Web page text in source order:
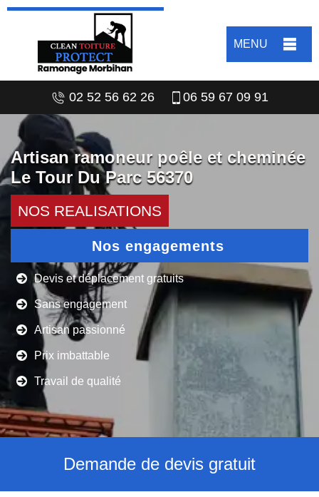
MENU
02 52 56 62 26 06 59 67 09 91
Artisan ramoneur poêle et cheminée
Le Tour Du Parc 56370
NOS REALISATIONS
Nos engagements
Devis et déplacement gratuits
Sans engagement
Artisan passionné
Prix imbattable
Travail de qualité
Demande de devis gratuit